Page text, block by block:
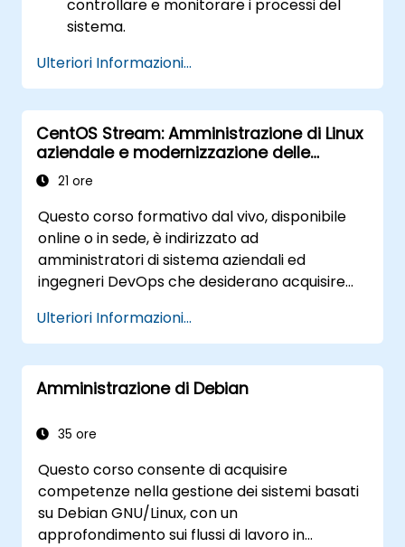
controllare e monitorare i processi del
sistema.
sicurezza.
Implementare soluzioni di archiviazione,
effettuare manutenzione sistemica e
risolvere eventuali problemi.
Ulteriori Informazioni...
CentOS Stream: Amministrazione di Linux
aziendale e modernizzazione delle
infrastrutture
21 ore
Questo corso formativo dal vivo, disponibile
online o in sede, è indirizzato ad
amministratori di sistema aziendali ed
ingegneri DevOps che desiderano acquisire
Stream più recente, delle tecniche moderne
per la gestione dei container, del
rafforzamento della sicurezza e
dell’automazione infrastrutturale.
Ulteriori Informazioni...
Amministrazione di Debian
35 ore
Questo corso consente di acquisire
competenze nella gestione dei sistemi basati
su Debian GNU/Linux, con un
approfondimento sui flussi di lavoro in